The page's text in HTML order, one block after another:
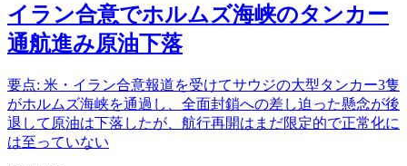
イラン合意でホルムズ海峡のタンカー
通航進み原油下落
要点: 米・イラン合意報道を受けてサウジの大型タンカー3隻
がホルムズ海峡を通過し、全面封鎖への差し迫った懸念が後
退して原油は下落したが、航行再開はまだ限定的で正常化に
は至っていない